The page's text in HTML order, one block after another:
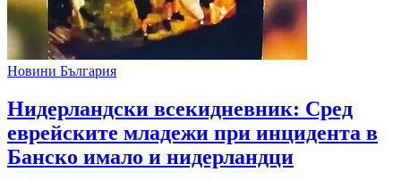
Новини България
Нидерландски всекидневник: Сред
еврейските младежи при инцидента в
Банско имало и нидерландци